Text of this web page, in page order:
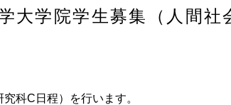
大学院学生募集（人間社
科C日程）を行います。